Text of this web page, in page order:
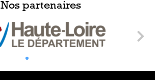
Nos partenaires